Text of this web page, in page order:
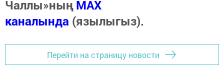
Чаллы»ныңMAX
каналында (язылыгыз).
Перейти на страницу новости